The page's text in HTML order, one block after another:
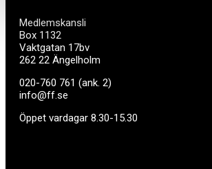
Medlemskansli
Box 1132
Vaktgatan 17bv
262 22 Ängelholm
020-760 761 (ank. 2)
info@ff.se
Öppet vardagar 8.30-15.30